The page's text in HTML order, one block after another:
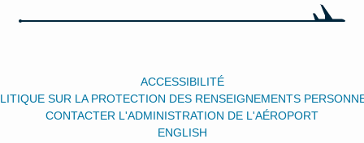
ACCESSIBILITÉ
SUR LA PROTECTION DES RENSEIGNEMENTS
CONTACTER L'ADMINISTRATION DE L'AÉROPORT
ENGLISH